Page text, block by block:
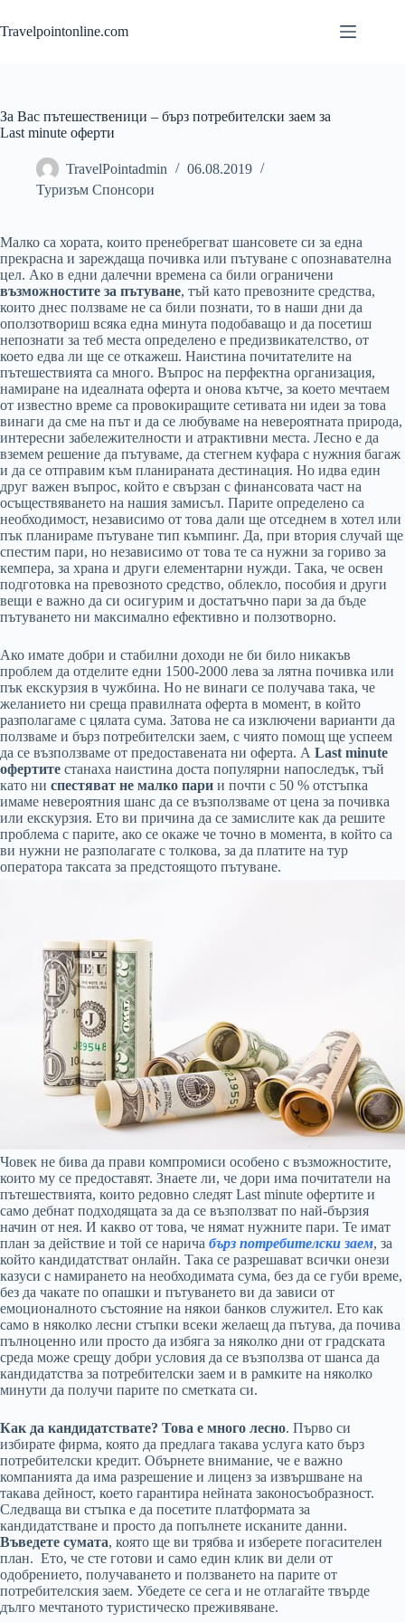
to
content
Travelpointonline.com
За Вас пътешественици – бърз потребителски заем за
Last minute оферти
TravelPointadmin
06.08.2019
Туризъм Спонсори
Малко са хората, които пренебрегват шансовете си за една
прекрасна и зареждаща почивка или пътуване с опознавателна
цел. Ако в едни далечни времена са били ограничени
възможностите за пътуване, тъй като превозните средства,
които днес ползваме не са били познати, то в наши дни да
оползотвориш всяка една минута подобаващо и да посетиш
непознати за теб места определено е предизвикателство, от
което едва ли ще се откажеш. Наистина почитателите на
пътешествията са много. Въпрос на перфектна организация,
намиране на идеалната оферта и онова кътче, за което мечтаем
от известно време са провокиращите сетивата ни идеи за това
винаги да сме на път и да се любуваме на невероятната природа,
интересни забележителности и атрактивни места. Лесно е да
вземем решение да пътуваме, да стегнем куфара с нужния багаж
и да се отправим към планираната дестинация. Но идва един
друг важен въпрос, който е свързан с финансовата част на
осъществяването на нашия замисъл. Парите определено са
необходимост, независимо от това дали ще отседнем в хотел или
пък планираме пътуване тип къмпинг. Да, при втория случай ще
спестим пари, но независимо от това те са нужни за гориво за
кемпера, за храна и други елементарни нужди. Така, че освен
подготовка на превозното средство, облекло, пособия и други
вещи е важно да си осигурим и достатъчно пари за да бъде
пътуването ни максимално ефективно и ползотворно.
Ако имате добри и стабилни доходи не би било никакъв
проблем да отделите едни 1500-2000 лева за лятна почивка или
пък екскурзия в чужбина. Но не винаги се получава така, че
желанието ни среща правилната оферта в момент, в който
разполагаме с цялата сума. Затова не са изключени варианти да
ползваме и бърз потребителски заем, с чиято помощ ще успеем
да се възползваме от предоставената ни оферта. А Last minute
офертите станаха наистина доста популярни напоследък, тъй
като ни спестяват не малко пари и почти с 50 % отстъпка
имаме невероятния шанс да се възползваме от цена за почивка
или екскурзия. Ето ви причина да се замислите как да решите
проблема с парите, ако се окаже че точно в момента, в който са
ви нужни не разполагате с толкова, за да платите на тур
оператора таксата за предстоящото пътуване.
Човек не бива да прави компромиси особено с възможностите,
които му се предоставят. Знаете ли, че дори има почитатели на
пътешествията, които редовно следят Last minute офертите и
само дебнат подходящата за да се възползват по най-бързия
начин от нея. И какво от това, че нямат нужните пари. Те имат
план за действие и той се нарича бърз потребителски заем, за
който кандидатстват онлайн. Така се разрешават всички онези
казуси с намирането на необходимата сума, без да се губи време,
без да чакате по опашки и пътуването ви да зависи от
емоционалното състояние на някои банков служител. Ето как
само в няколко лесни стъпки всеки желаещ да пътува, да почива
пълноценно или просто да избяга за няколко дни от градската
среда може срещу добри условия да се възползва от шанса да
кандидатства за потребителски заем и в рамките на няколко
минути да получи парите по сметката си.
Как да кандидатствате? Това е много лесно. Първо си
избирате фирма, която да предлага такава услуга като бърз
потребителски кредит. Обърнете внимание, че е важно
компанията да има разрешение и лиценз за извършване на
такава дейност, което гарантира нейната законосъобразност.
Следваща ви стъпка е да посетите платформата за
кандидатстване и просто да попълнете исканите данни.
Въведете сумата, която ще ви трябва и изберете погасителен
план. Ето, че сте готови и само един клик ви дели от
одобрението, получаването и ползването на парите от
потребителския заем. Убедете се сега и не отлагайте твърде
дълго мечтаното туристическо преживяване.